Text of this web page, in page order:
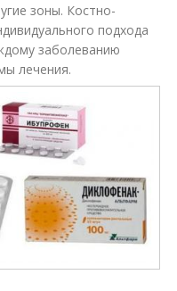
зоны. Костно-
подхода
заболеванию
лечения.